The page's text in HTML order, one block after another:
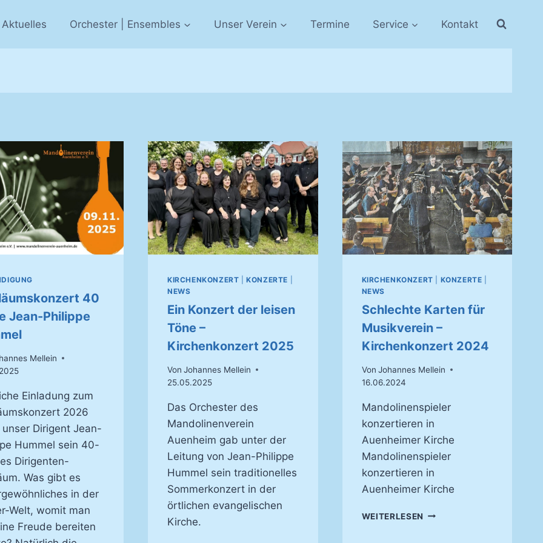
Aktuelles Orchester | Ensembles Unser Verein Termine Service Kontakt
40
Jean-Philippe
Mellein
Einladung zum
2026
Dirigent Jean-
Hummel sein 40-
Dirigenten-
Was gibt es
in der
Welt, womit man
Freude bereiten
KIRCHENKONZERT |KONZERTE
NEWS
Ein Konzert der leisen
Töne –
Kirchenkonzert 2025
Von Johannes Mellein
25.05.2025
Das Orchester des
Mandolinenverein
Auenheim gab unter der
Leitung von Jean-Philippe
Hummel sein traditionelles
Sommerkonzert in der
örtlichen evangelischen
Kirche.
KIRCHENKONZERT KONZERTE
NEWS
Schlechte Karten für
Musikverein –
Kirchenkonzert 2024
Von Johannes Mellein
16.06.2024
Mandolinenspieler
konzertieren in
Auenheimer Kirche
Mandolinenspieler
konzertieren in
Auenheimer Kirche
WEITERLESEN SCHLECHTE